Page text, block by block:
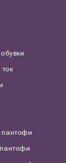
пантофи